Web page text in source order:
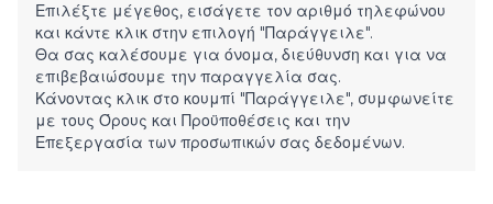
Επιλέξτε μέγεθος, εισάγετε τον αριθμό τηλεφώνου
και κάντε κλικ στην επιλογή "Παράγγειλε".
Θα σας καλέσουμε για όνομα, διεύθυνση και για να
επιβεβαιώσουμε την παραγγελία σας.
Κάνοντας κλικ στο κουμπί "Παράγγειλε", συμφωνείτε
με τους Όρους και Προϋποθέσεις και την
Επεξεργασία των προσωπικών σας δεδομένων.